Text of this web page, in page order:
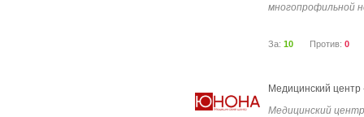
многопрофильной
За: 10 Против: 0
Медицинский
Медицинский